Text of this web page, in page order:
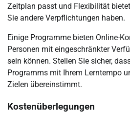
Zeitplan passt und Flexibilität
Sie andere Verpflichtungen haben.
Einige Programme bieten Online-
Personen mit eingeschränkter
sein können. Stellen Sie sicher,
Programms mit Ihrem Lerntempo
Zielen übereinstimmt.
Kostenüberlegungen